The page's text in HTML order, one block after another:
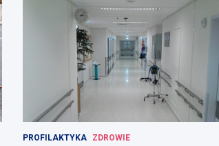
PROFILAKTYKA ZDROWIE